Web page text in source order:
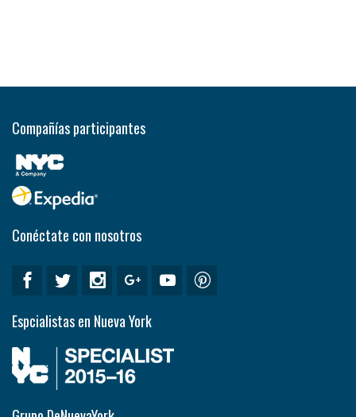
Compañías participantes
Conéctate con nosotros
Espcialistas en Nueva York